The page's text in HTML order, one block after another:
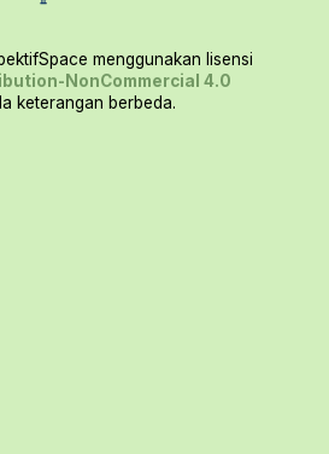
menggunakan lisensi
NonCommercial 4.0
keterangan berbeda.